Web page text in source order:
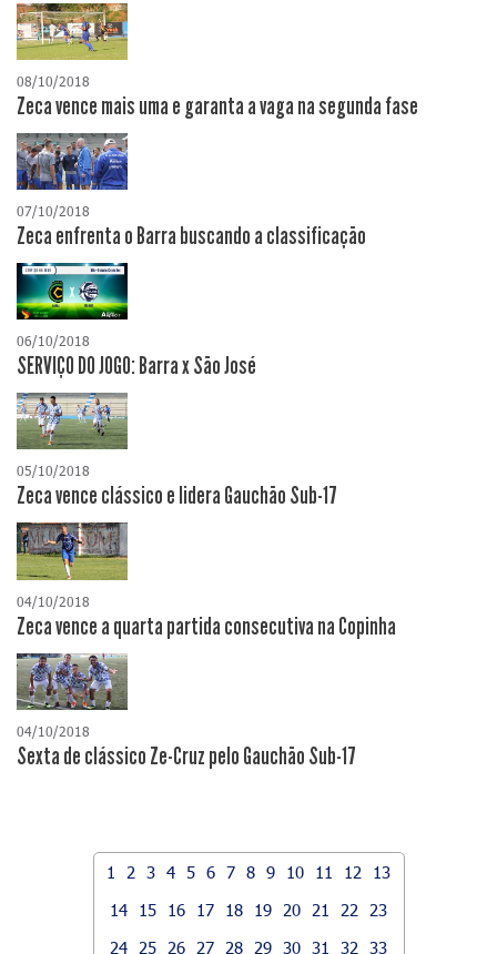
08/10/2018
Zeca vence mais uma e garanta a vaga na segunda fase
07/10/2018
Zeca enfrenta o Barra buscando a classificação
06/10/2018
SERVIÇO DO JOGO: Barra x São José
05/10/2018
Zeca vence clássico e lidera Gauchão Sub-17
04/10/2018
Zeca vence a quarta partida consecutiva na Copinha
04/10/2018
Sexta de clássico Ze-Cruz pelo Gauchão Sub-17
1 2 3 4 5 6 7 8 9 10 11 12
13
14
15 16 17 18 19 20 21 22
23
24
25 26 27 28 29 30 31 32
33